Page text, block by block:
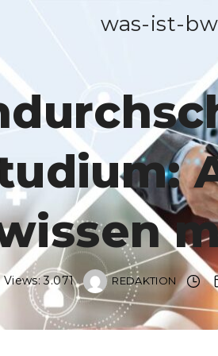
was-ist-
Views: 3.071 REDAKTION